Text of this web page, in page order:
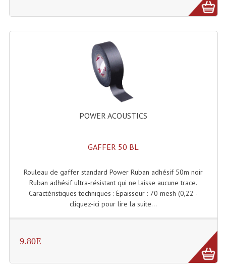
Enceintes Autonomes Portables Amplifiées
Enceintes Hifi
Enceintes Monitoring
Haut Parleurs Sono
Filtres Passifs
Haut-Parleurs Amplis Guitare
POWER ACOUSTICS
GAFFER 50 BL
Rouleau de gaffer standard Power Ruban adhésif 50m noir
Ruban adhésif ultra-résistant qui ne laisse aucune trace.
Caractéristiques techniques : Épaisseur : 70 mesh (0,22 -
cliquez-ici pour lire la suite...
9.80E